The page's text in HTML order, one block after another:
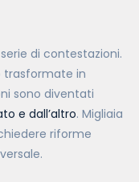
di contestazioni.
trasformate in
sono diventati
e dall’altro. Migliaia
riforme